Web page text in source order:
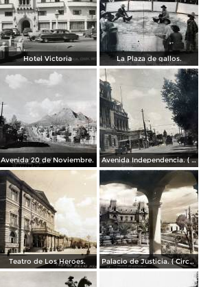
Hotel Victoria La Plaza de gallos.
Avenida 20 de Noviembre. Avenida Independencia. ( Circulada el 12 de Abril de 1929 ).
Teatro de Los Heroes. Palacio de Justicia. ( Circulada el 1 deDiciembre de 1946 ).